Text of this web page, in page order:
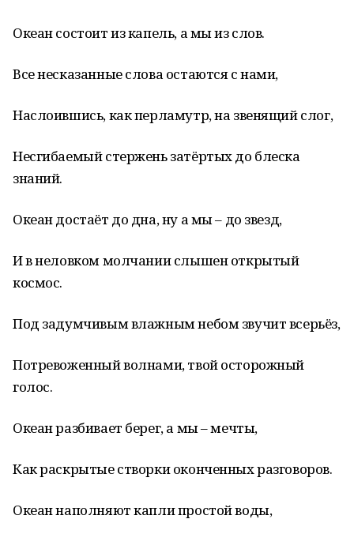
Океан состоит из капель, а мы из слов.
Все несказанные слова остаются с нами,
Наслоившись, как перламутр, на звенящий слог,
Несгибаемый стержень затёртых до блеска
знаний.
Океан достаёт до дна, ну а мы – до звезд,
И в неловком молчании слышен открытый
космос.
Под задумчивым влажным небом звучит всерьёз,
Потревоженный волнами, твой осторожный
голос.
Океан разбивает берег, а мы – мечты,
Как раскрытые створки оконченных разговоров.
Океан наполняют капли простой воды,